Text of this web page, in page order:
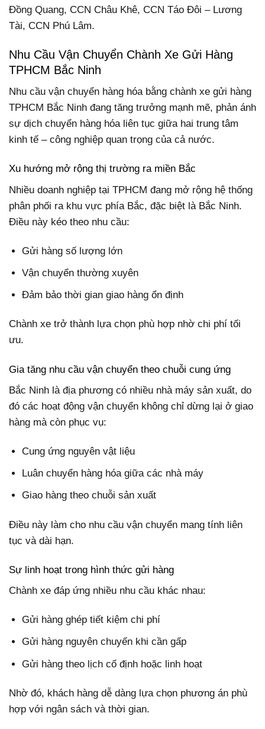
Đồng Quang, CCN Châu Khê, CCN Táo Đôi – Lương
Tài, CCN Phú Lâm.
Nhu Cầu Vận Chuyển Chành Xe Gửi Hàng
TPHCM Bắc Ninh
Nhu cầu vận chuyển hàng hóa bằng chành xe gửi hàng
TPHCM Bắc Ninh đang tăng trưởng mạnh mẽ, phản ánh
sự dịch chuyển hàng hóa liên tục giữa hai trung tâm
kinh tế – công nghiệp quan trọng của cả nước.
Xu hướng mở rộng thị trường ra miền Bắc
Nhiều doanh nghiệp tại TPHCM đang mở rộng hệ thống
phân phối ra khu vực phía Bắc, đặc biệt là Bắc Ninh.
Điều này kéo theo nhu cầu:
Gửi hàng số lượng lớn
Vận chuyển thường xuyên
Đảm bảo thời gian giao hàng ổn định
Chành xe trở thành lựa chọn phù hợp nhờ chi phí tối
ưu.
Gia tăng nhu cầu vận chuyển theo chuỗi cung ứng
Bắc Ninh là địa phương có nhiều nhà máy sản xuất, do
đó các hoạt động vận chuyển không chỉ dừng lại ở giao
hàng mà còn phục vụ:
Cung ứng nguyên vật liệu
Luân chuyển hàng hóa giữa các nhà máy
Giao hàng theo chuỗi sản xuất
Điều này làm cho nhu cầu vận chuyển mang tính liên
tục và dài hạn.
Sự linh hoạt trong hình thức gửi hàng
Chành xe đáp ứng nhiều nhu cầu khác nhau:
Gửi hàng ghép tiết kiệm chi phí
Gửi hàng nguyên chuyến khi cần gấp
Gửi hàng theo lịch cố định hoặc linh hoạt
Nhờ đó, khách hàng dễ dàng lựa chọn phương án phù
hợp với ngân sách và thời gian.